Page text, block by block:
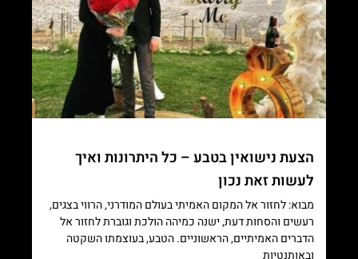
הצעת נישואין בטבע – כל היתרונות ואיך
לעשות זאת נכון
מבוא: לחזור אל המקום האמיתי בעולם המודרני, הרווי בצגים,
רעשים והסחות דעת, ישנה כמיהה הולכת וגוברת לחזור אל
הדברים האמיתיים, הראשוניים. הטבע, בעוצמתו השקטה
ובאותנטיות